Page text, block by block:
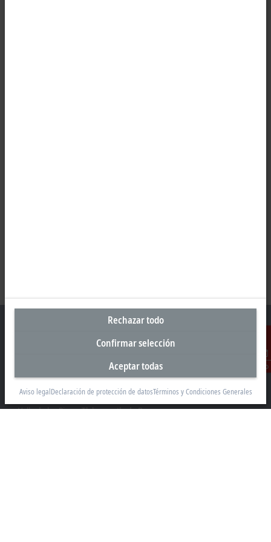
Contacto
Boulevard Manuel Ávila Camacho 2610, Torre B, Piso 9, Colonia
Valle de los Pinos, Tlalnepantla de Baz
Rechazar todo
Confirmar selección
Aceptar todas
Aviso legalDeclaración de protección de datosTérminos y Condiciones Generales